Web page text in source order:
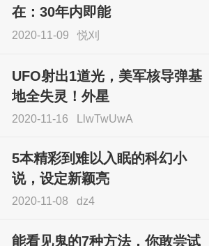
sskfn
在：30年内即能
2020-11-09 悦刈
UFO射出1道光，美军核导弹基
地全失灵！外星
2020-11-16 LlwTwUwA
5本精彩到难以入眠的科幻小
说，设定新颖亮
2020-11-08 dz4
能看见鬼的7种方法，你敢尝试